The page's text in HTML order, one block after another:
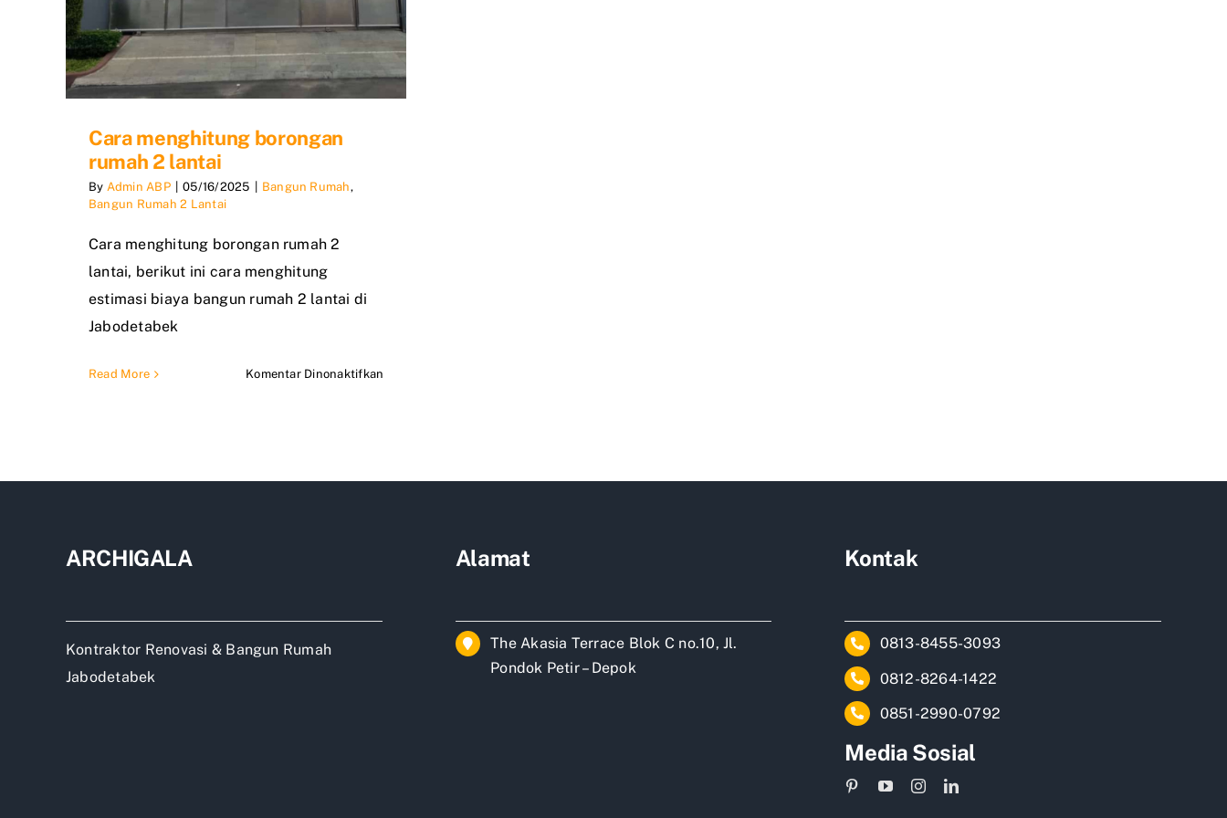
Cara menghitung borongan
rumah 2 lantai
By Admin ABP 05/16/2025 Bangun Rumah,
Bangun Rumah 2 Lantai
Cara menghitung borongan rumah 2
lantai, berikut ini cara menghitung
estimasi biaya bangun rumah 2 lantai di
Jabodetabek
Read More Komentar Dinonaktifkan
2
ARCHIGALA
Kontraktor Renovasi & Bangun Rumah
Jabodetabek
Alamat
The Akasia Terrace Blok C no.10, Jl.
Pondok Petir – Depok
Kontak
0813-8455-3093
0812-8264-1422
0851-2990-0792
Media Sosial